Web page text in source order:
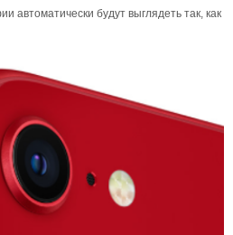
автоматически будут выглядеть так, как